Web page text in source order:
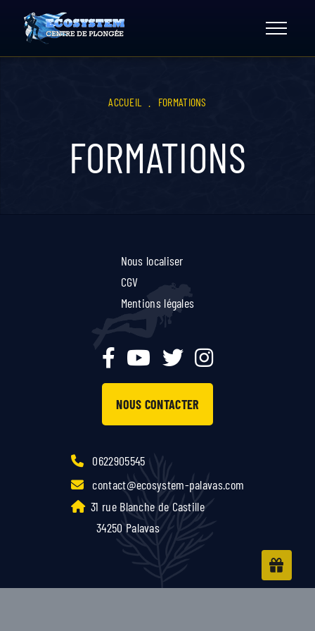
content
ACCUEIL FORMATIONS
FORMATIONS
Nous localiser
CGV
Mentions légales
NOUS CONTACTER
0622905545
contact@ecosystem-palavas.com
31 rue Blanche de Castille
34250 Palavas